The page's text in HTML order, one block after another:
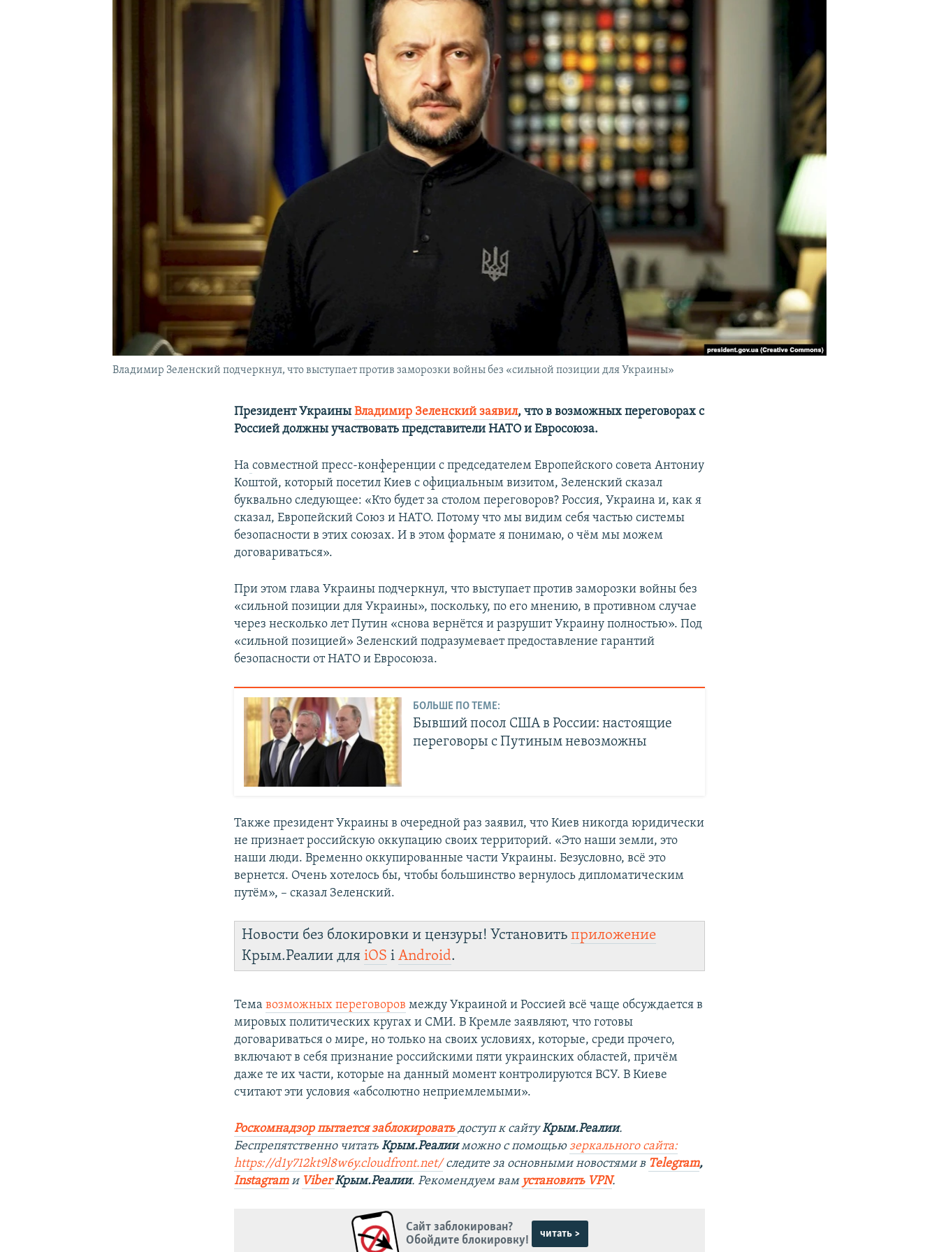
Владимир Зеленский подчеркнул, что выступает против заморозки войны без «сильной позиции для Украины»
Президент УкраиныВладимир Зеленский заявил, что в возможных переговорах с
Россией должны участвовать представители НАТО и Евросоюза.
На совместной пресс-конференции с председателем Европейского совета Антониу
Коштой, который посетил Киев с официальным визитом, Зеленский сказал
буквально следующее: «Кто будет за столом переговоров? Россия, Украина и, как я
сказал, Европейский Союз и НАТО. Потому что мы видим себя частью системы
безопасности в этих союзах. И в этом формате я понимаю, о чём мы можем
договариваться».
При этом глава Украины подчеркнул, что выступает против заморозки войны без
«сильной позиции для Украины», поскольку, по его мнению, в противном случае
через несколько лет Путин «снова вернётся и разрушит Украину полностью». Под
«сильной позицией» Зеленский подразумевает предоставление гарантий
безопасности от НАТО и Евросоюза.
БОЛЬШЕ ПО ТЕМЕ:
Бывший посол США в России: настоящие
переговоры с Путиным невозможны
Также президент Украины в очередной раз заявил, что Киев никогда юридически
не признает российскую оккупацию своих территорий. «Это наши земли, это
наши люди. Временно оккупированные части Украины. Безусловно, всё это
вернется. Очень хотелось бы, чтобы большинство вернулось дипломатическим
путём», – сказал Зеленский.
Новости без блокировки и цензуры! Установитьприложение
Крым.Реалии дляiOS іAndroid.
Темавозможных переговоров между Украиной и Россией всё чаще обсуждается в
мировых политических кругах и СМИ. В Кремле заявляют, что готовы
договариваться о мире, но только на своих условиях, которые, среди прочего,
включают в себя признание российскими пяти украинских областей, причём
даже те их части, которые на данный момент контролируются ВСУ. В Киеве
считают эти условия «абсолютно неприемлемыми».
Роскомнадзор пытается заблокировать доступ к сайтуКрым.Реалии.
Беспрепятственно читатьКрым.Реалииможно с помощьюзеркального сайта:
https://d1y712kt9l8w6y.cloudfront.net/ следите за основными новостями в Telegram,
Instagramи Viber Крым.Реалии. Рекомендуем вам установить VPN.
Сайт заблокирован?
Обойдите блокировку!
читать >